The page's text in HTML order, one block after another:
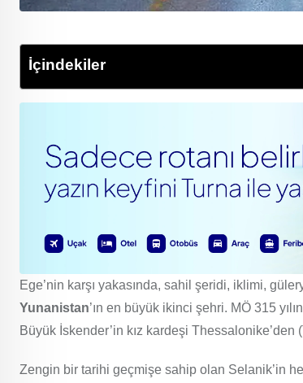
İçindekiler
Ege’nin karşı yakasında, sahil şeridi, iklimi,
Yunanistan’ın en büyük ikinci şehri. MÖ 315
Büyük İskender’in kız kardeşi Thessalonike’den
Zengin bir tarihi geçmişe sahip olan Selanik’in